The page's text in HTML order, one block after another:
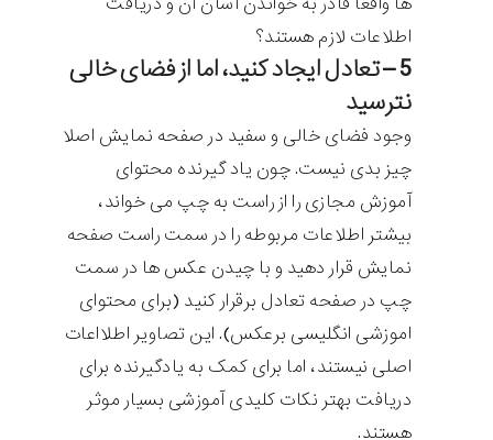
اطلاعات لازم هستند؟
5 – تعادل ایجاد کنید، اما از فضای خالی
نترسید
وجود فضای خالی و سفید در صفحه نمایش اصلا
چیز بدی نیست. چون یاد گیرنده محتوای
آموزش مجازی را از راست به چپ می خواند،
بیشتر اطلاعات مربوطه را در سمت راست صفحه
نمایش قرار دهید و با چیدن عکس ها در سمت
چپ در صفحه تعادل برقرار کنید (برای محتوای
اموزشی انگلیسی برعکس). این تصاویر اطلااعات
اصلی نیستند، اما برای کمک به یادگیرنده برای
دریافت بهتر نکات کلیدی آموزشی بسیار موثر
هستند.